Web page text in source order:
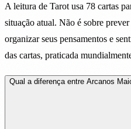
A leitura de Tarot usa 78 cartas
situação atual. Não é sobre
organizar seus pensamentos e
das cartas, praticada
Qual a diferença entre Arcanos